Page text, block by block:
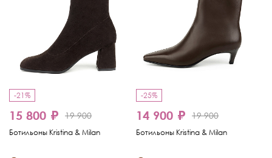
-21%
15 800 ₽ 19 900
Ботильоны Kristina & Milan
-25%
14 900 ₽ 19 900
Ботильоны Kristina & Milan